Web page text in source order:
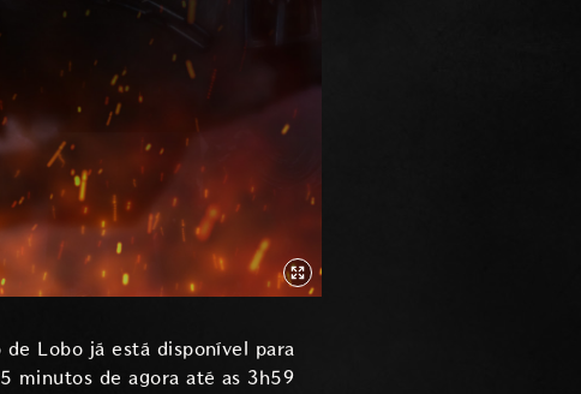
Lobo já está disponível para
minutos de agora até as 3h59